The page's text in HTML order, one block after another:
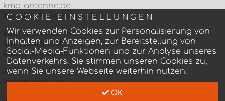
kma-antenne.de
kma-kinderkarneval.de
kma-startruck.de
kma-studios.de
kma-technics.de
kma-records.de
kicksntracks.de
COOKIE EINSTELLUNGEN
Wir verwenden Cookies zur Personalisierung von
Inhalten und Anzeigen, zur Bereitstellung von
Social-Media-Funktionen und zur Analyse unseres
Datenverkehrs. Sie stimmen unseren Cookies zu,
wenn Sie unsere Webseite weiterhin nutzen.
OK